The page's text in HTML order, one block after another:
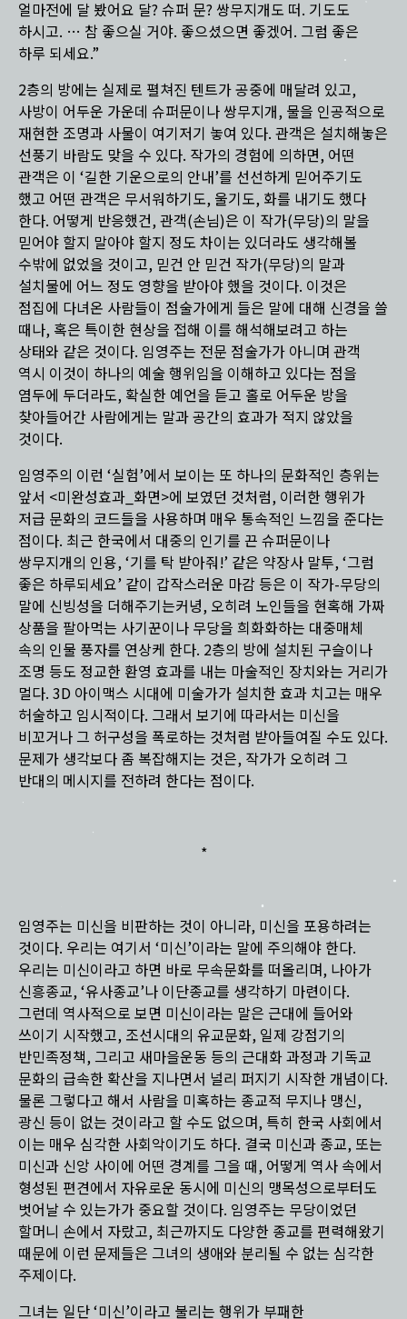
얼마전에 달 봤어요 달? 슈퍼 문? 쌍무지개도 떠. 기도도
하시고. … 참 좋으실 거야. 좋으셨으면 좋겠어. 그럼 좋은
하루 되세요.”
2층의 방에는 실제로 펼쳐진 텐트가 공중에 매달려 있고,
사방이 어두운 가운데 슈퍼문이나 쌍무지개, 물을 인공적으로
재현한 조명과 사물이 여기저기 놓여 있다. 관객은 설치해놓은
선풍기 바람도 맞을 수 있다. 작가의 경험에 의하면, 어떤
관객은 이 ‘길한 기운으로의 안내’를 선선하게 믿어주기도
했고 어떤 관객은 무서워하기도, 울기도, 화를 내기도 했다
한다. 어떻게 반응했건, 관객(손님)은 이 작가(무당)의 말을
믿어야 할지 말아야 할지 정도 차이는 있더라도 생각해볼
수밖에 없었을 것이고, 믿건 안 믿건 작가(무당)의 말과
설치물에 어느 정도 영향을 받아야 했을 것이다. 이것은
점집에 다녀온 사람들이 점술가에게 들은 말에 대해 신경을 쓸
때나, 혹은 특이한 현상을 접해 이를 해석해보려고 하는
상태와 같은 것이다. 임영주는 전문 점술가가 아니며 관객
역시 이것이 하나의 예술 행위임을 이해하고 있다는 점을
염두에 두더라도, 확실한 예언을 듣고 홀로 어두운 방을
찾아들어간 사람에게는 말과 공간의 효과가 적지 않았을
것이다.
임영주의 이런 ‘실험’에서 보이는 또 하나의 문화적인 층위는
앞서 <미완성효과_화면>에 보였던 것처럼, 이러한 행위가
저급 문화의 코드들을 사용하며 매우 통속적인 느낌을 준다는
점이다. 최근 한국에서 대중의 인기를 끈 슈퍼문이나
쌍무지개의 인용, ‘기를 탁 받아줘!’ 같은 약장사 말투, ‘그럼
좋은 하루되세요’ 같이 갑작스러운 마감 등은 이 작가-무당의
말에 신빙성을 더해주기는커녕, 오히려 노인들을 현혹해 가짜
상품을 팔아먹는 사기꾼이나 무당을 희화화하는 대중매체
속의 인물 풍자를 연상케 한다. 2층의 방에 설치된 구슬이나
조명 등도 정교한 환영 효과를 내는 마술적인 장치와는 거리가
멀다. 3D 아이맥스 시대에 미술가가 설치한 효과 치고는 매우
허술하고 임시적이다. 그래서 보기에 따라서는 미신을
비꼬거나 그 허구성을 폭로하는 것처럼 받아들여질 수도 있다.
문제가 생각보다 좀 복잡해지는 것은, 작가가 오히려 그
반대의 메시지를 전하려 한다는 점이다.
*
임영주는 미신을 비판하는 것이 아니라, 미신을 포용하려는
것이다. 우리는 여기서 ‘미신’이라는 말에 주의해야 한다.
우리는 미신이라고 하면 바로 무속문화를 떠올리며, 나아가
신흥종교, ‘유사종교’나 이단종교를 생각하기 마련이다.
그런데 역사적으로 보면 미신이라는 말은 근대에 들어와
쓰이기 시작했고, 조선시대의 유교문화, 일제 강점기의
반민족정책, 그리고 새마을운동 등의 근대화 과정과 기독교
문화의 급속한 확산을 지나면서 널리 퍼지기 시작한 개념이다.
물론 그렇다고 해서 사람을 미혹하는 종교적 무지나 맹신,
광신 등이 없는 것이라고 할 수도 없으며, 특히 한국 사회에서
이는 매우 심각한 사회악이기도 하다. 결국 미신과 종교, 또는
미신과 신앙 사이에 어떤 경계를 그을 때, 어떻게 역사 속에서
형성된 편견에서 자유로운 동시에 미신의 맹목성으로부터도
벗어날 수 있는가가 중요할 것이다. 임영주는 무당이었던
할머니 손에서 자랐고, 최근까지도 다양한 종교를 편력해왔기
때문에 이런 문제들은 그녀의 생애와 분리될 수 없는 심각한
주제이다.
그녀는 일단 ‘미신’이라고 불리는 행위가 부패한